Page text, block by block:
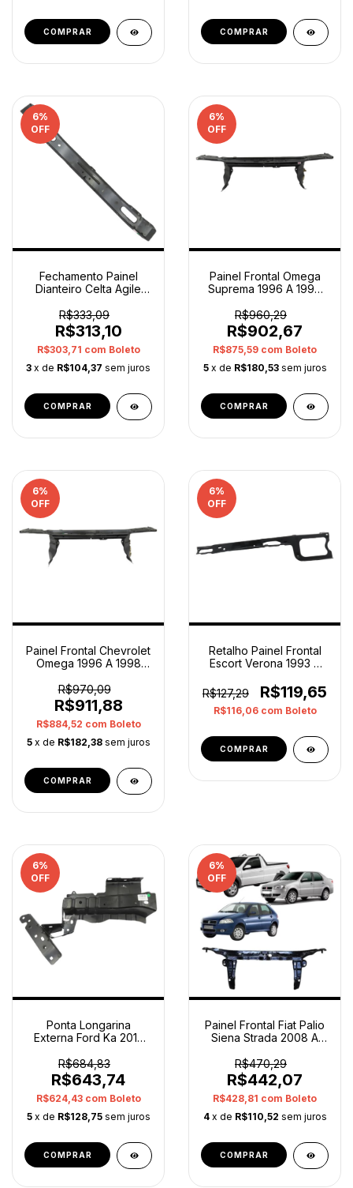
6%
OFF
Fechamento Painel
Dianteiro Celta Agile
R$333,09
R$313,10
R$303,71 com Boleto
3 x de R$104,37 sem juros
6%
OFF
Painel Frontal Omega
Suprema 1996 A 1998
R$960,29
R$902,67
R$875,59 com Boleto
5 x de R$180,53 sem juros
6%
OFF
Painel Frontal Chevrolet
Omega 1996 A 1998
R$970,09
R$911,88
R$884,52 com Boleto
5 x de R$182,38 sem juros
6%
OFF
Retalho Painel Frontal
Escort Verona 1993 A
R$127,29
R$119,65
R$116,06 com Boleto
6%
OFF
Ponta Longarina
Externa Ford Ka 2015
R$684,83
R$643,74
R$624,43 com Boleto
5 x de R$128,75 sem juros
6%
OFF
Painel Frontal Fiat Palio
Siena Strada 2008 A
R$470,29
R$442,07
R$428,81 com Boleto
4 x de R$110,52 sem juros